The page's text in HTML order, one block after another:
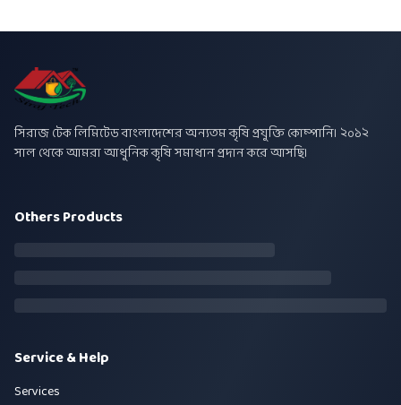
সিরাজ টেক লিমিটেড বাংলাদেশের অন্যতম কৃষি প্রযুক্তি কোম্পানি। ২০১২
সাল থেকে আমরা আধুনিক কৃষি সমাধান প্রদান করে আসছি।
Others Products
Service & Help
Services